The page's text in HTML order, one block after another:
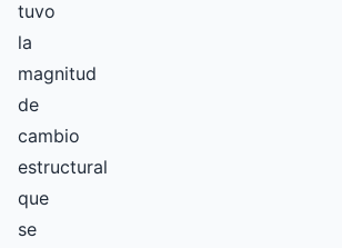
tuvo
la
magnitud
de
cambio
estructural
que
se